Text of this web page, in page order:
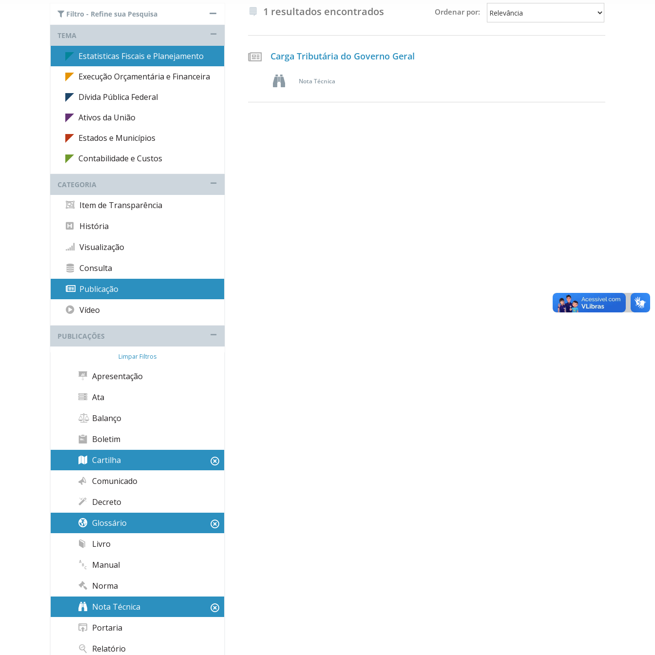
Filtro - Refine sua Pesquisa
TEMA
Estatisticas Fiscais e Planejamento
Execução Orçamentária e Financeira
Dívida Pública Federal
Ativos da União
Estados e Municípios
Contabilidade e Custos
CATEGORIA
Item de Transparência
História
Visualização
Consulta
Publicação
Vídeo
PUBLICAÇÕES
Limpar Filtros
Apresentação
Ata
Balanço
Boletim
Cartilha
Comunicado
Decreto
Glossário
Livro
Manual
Norma
Nota Técnica
Portaria
Relatório
1 resultados encontrados Ordenar por:
Carga Tributária do Governo Geral
Nota Técnica